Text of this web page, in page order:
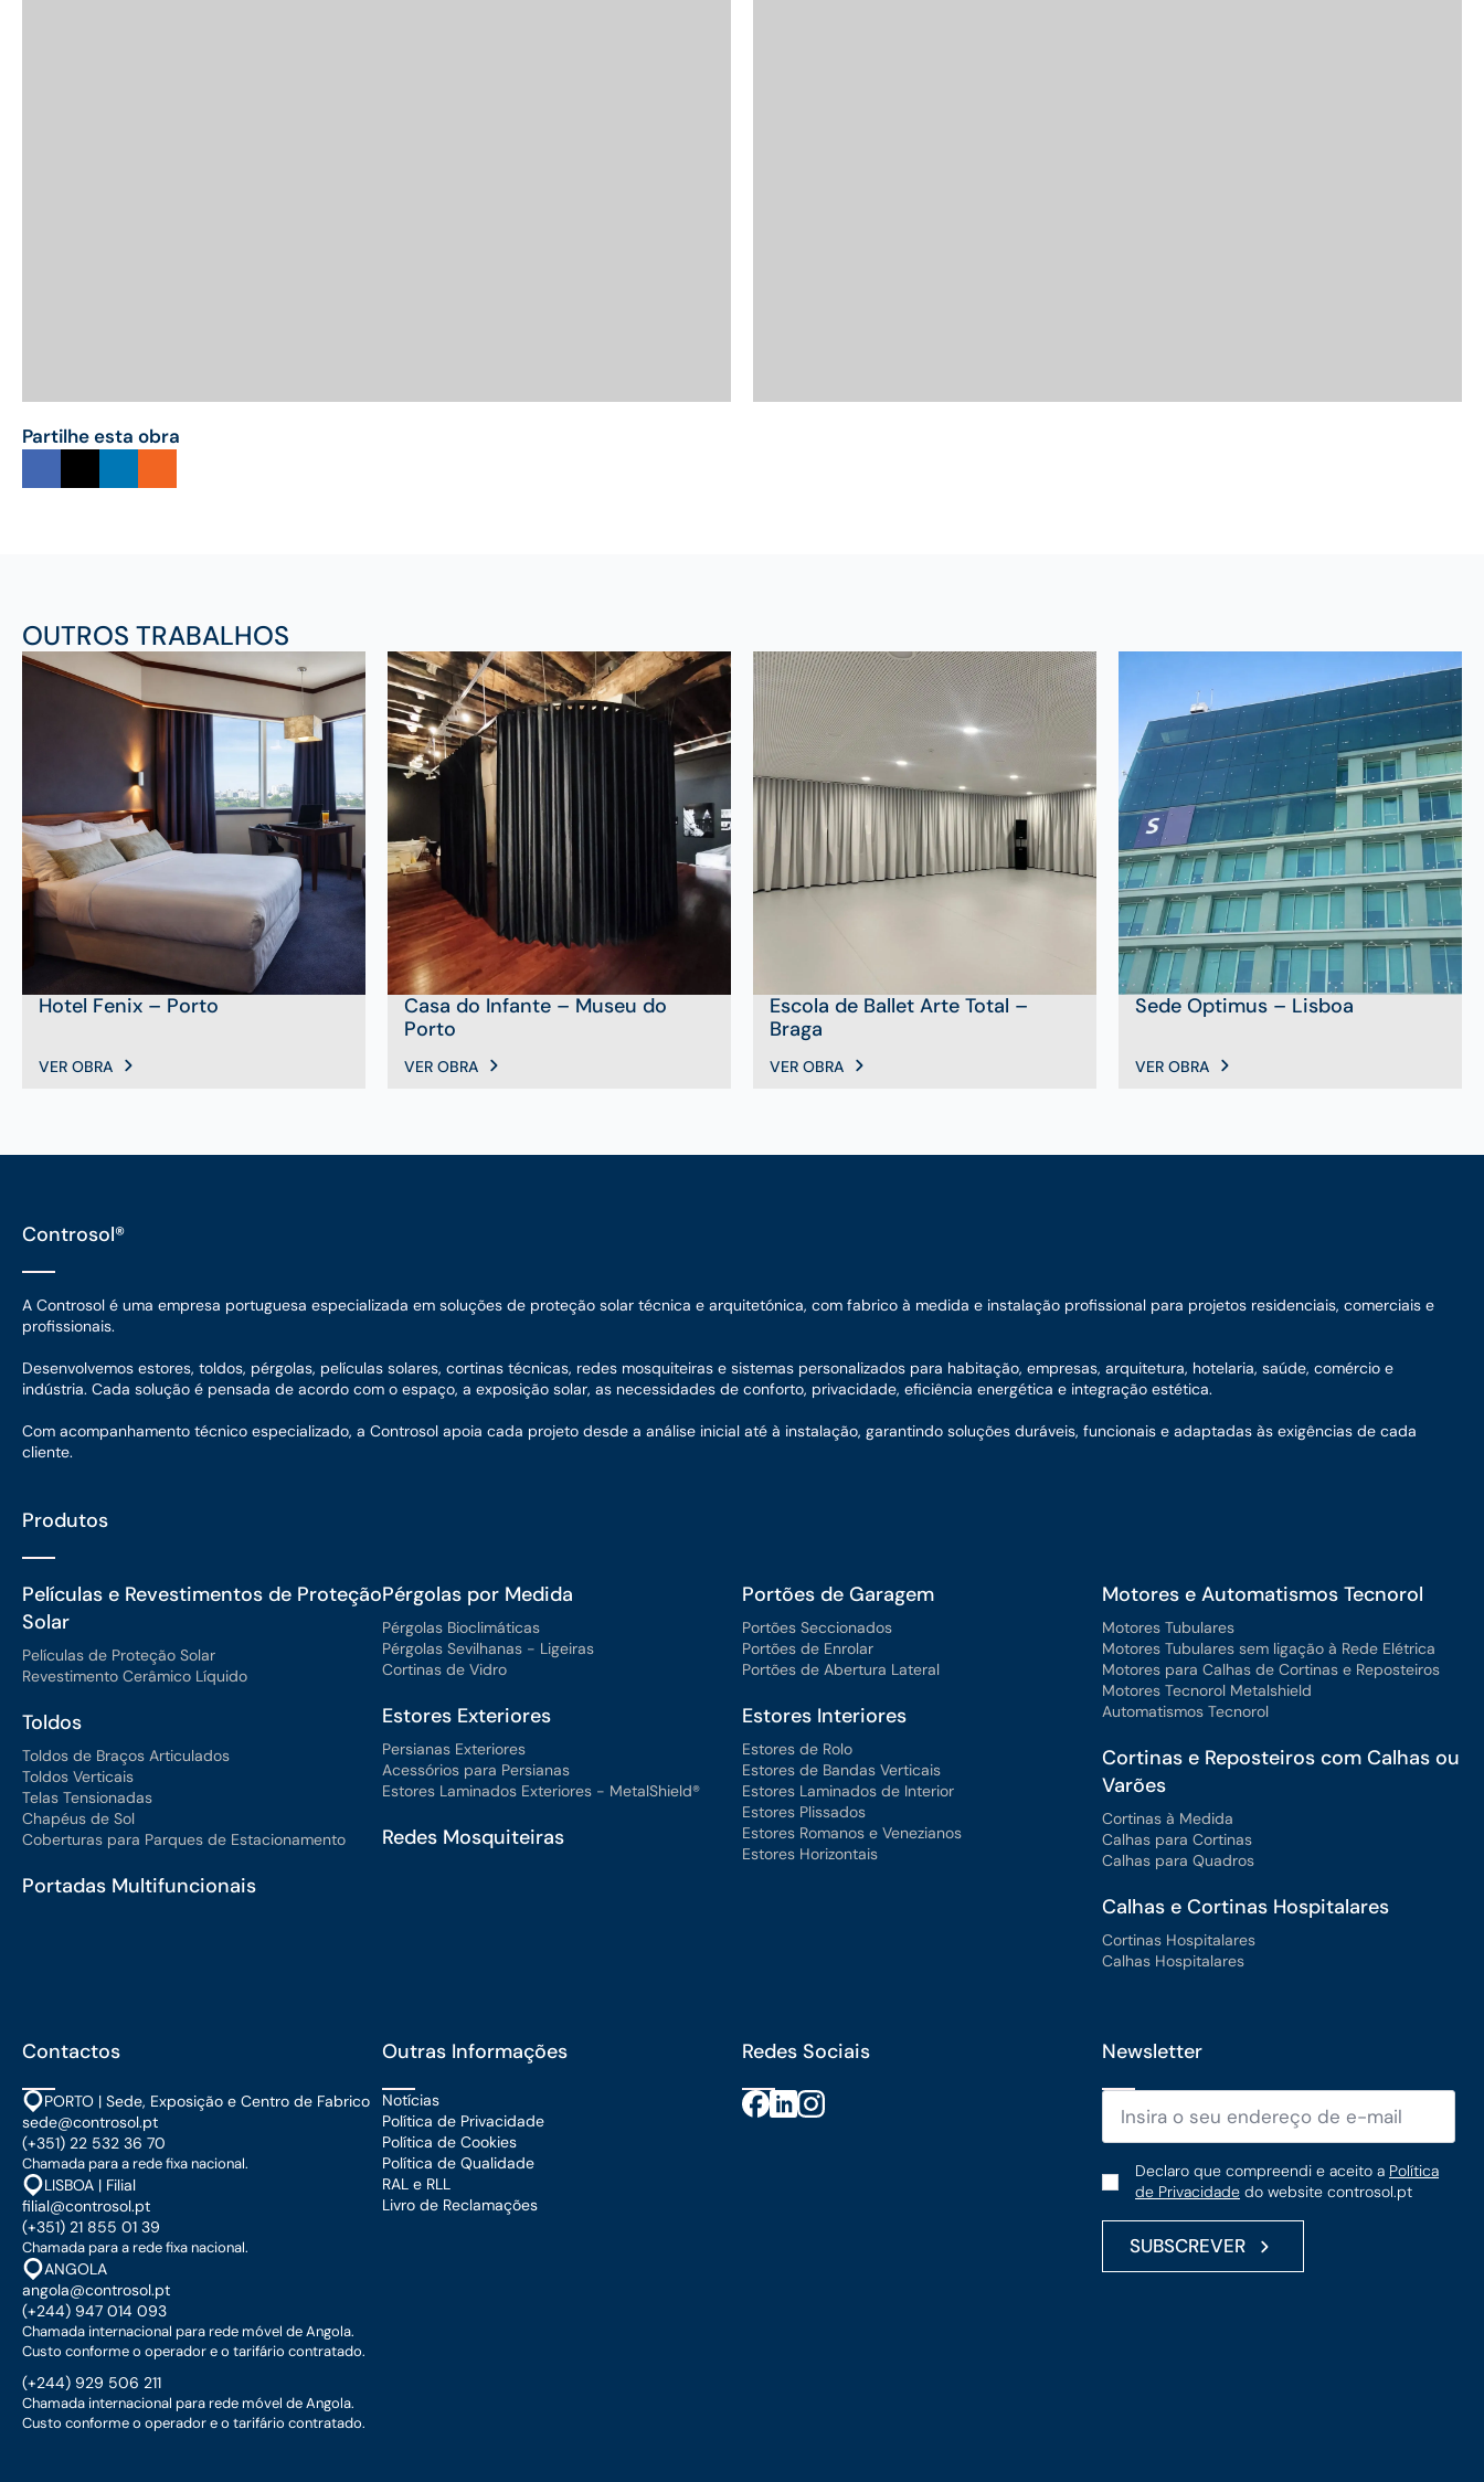
Partilhe esta obra
OUTROS TRABALHOS
Hotel Fenix – Porto
VER OBRA
Casa do Infante – Museu do
Porto
VER OBRA
Escola de Ballet Arte Total –
Braga
VER OBRA
Sede Optimus – Lisboa
VER OBRA
Controsol®
A Controsol é uma empresa portuguesa especializada em soluções de proteção solar técnica e arquitetónica, com fabrico à medida e instalação profissional para projetos residenciais, comerciais e
profissionais.
Desenvolvemos estores, toldos, pérgolas, películas solares, cortinas técnicas, redes mosquiteiras e sistemas personalizados para habitação, empresas, arquitetura, hotelaria, saúde, comércio e
indústria. Cada solução é pensada de acordo com o espaço, a exposição solar, as necessidades de conforto, privacidade, eficiência energética e integração estética.
Com acompanhamento técnico especializado, a Controsol apoia cada projeto desde a análise inicial até à instalação, garantindo soluções duráveis, funcionais e adaptadas às exigências de cada
cliente.
Produtos
Películas e Revestimentos de Proteção
Solar
Películas de Proteção Solar
Revestimento Cerâmico Líquido
Toldos
Toldos de Braços Articulados
Toldos Verticais
Telas Tensionadas
Chapéus de Sol
Coberturas para Parques de Estacionamento
Portadas Multifuncionais
Pérgolas por Medida
Pérgolas Bioclimáticas
Pérgolas Sevilhanas - Ligeiras
Cortinas de Vidro
Estores Exteriores
Persianas Exteriores
Acessórios para Persianas
Estores Laminados Exteriores - MetalShield®
Redes Mosquiteiras
Portões de Garagem
Portões Seccionados
Portões de Enrolar
Portões de Abertura Lateral
Estores Interiores
Estores de Rolo
Estores de Bandas Verticais
Estores Laminados de Interior
Estores Plissados
Estores Romanos e Venezianos
Estores Horizontais
Motores e Automatismos Tecnorol
Motores Tubulares
Motores Tubulares sem ligação à Rede Elétrica
Motores para Calhas de Cortinas e Reposteiros
Motores Tecnorol Metalshield
Automatismos Tecnorol
Cortinas e Reposteiros com Calhas ou
Varões
Cortinas à Medida
Calhas para Cortinas
Calhas para Quadros
Calhas e Cortinas Hospitalares
Cortinas Hospitalares
Calhas Hospitalares
Contactos
PORTO | Sede, Exposição e Centro de Fabrico
sede@controsol.pt
(+351) 22 532 36 70
Chamada para a rede fixa nacional.
LISBOA | Filial
filial@controsol.pt
(+351) 21 855 01 39
Chamada para a rede fixa nacional.
ANGOLA
angola@controsol.pt
(+244) 947 014 093
Chamada internacional para rede móvel de Angola.
Custo conforme o operador e o tarifário contratado.
(+244) 929 506 211
Chamada internacional para rede móvel de Angola.
Custo conforme o operador e o tarifário contratado.
Outras Informações
Notícias
Política de Privacidade
Política de Cookies
Política de Qualidade
RAL e RLL
Livro de Reclamações
Redes Sociais Newsletter
Email
Política
de
Privacidade
Declaro que compreendi e aceito a Política
de Privacidade do website controsol.pt
SUBSCREVER